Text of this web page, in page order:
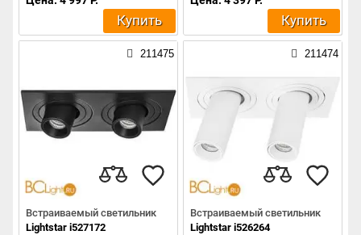
Купить Купить
211475
Встраиваемый светильник
Lightstar i527172
211474
Встраиваемый светильник
Lightstar i526264